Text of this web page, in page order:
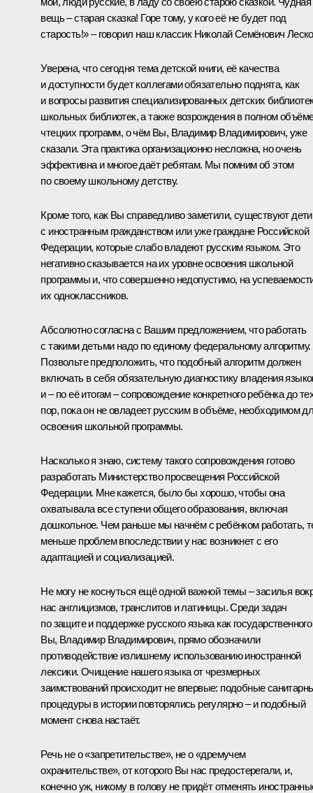
вещь – старая сказка! Горе тому, у кого её не будет под
старость!» – говорил наш классик Николай Семёнович
Уверена, что сегодня тема детской книги, её качества
и доступности будет коллегами обязательно поднята, как
и вопросы развития специализированных детских
школьных библиотек, а также возрождения в полном
чтецких программ, о чём Вы, Владимир Владимирович, уже
сказали. Эта практика организационно несложна, но очень
эффективна и многое даёт ребятам. Мы помним об этом
по своему школьному детству.
Кроме того, как Вы справедливо заметили, существуют дети
с иностранным гражданством или уже граждане Российской
Федерации, которые слабо владеют русским языком. Это
негативно сказывается на их уровне освоения школьной
программы и, что совершенно недопустимо, на
их одноклассников.
Абсолютно согласна с Вашим предложением, что работать
с такими детьми надо по единому федеральному алгоритму.
Позвольте предположить, что подобный алгоритм должен
включать в себя обязательную диагностику владения
и – по её итогам – сопровождение конкретного ребёнка до
пор, пока он не овладеет русским в объёме, необходимом
освоения школьной программы.
Насколько я знаю, систему такого сопровождения готово
разработать Министерство просвещения Российской
Федерации. Мне кажется, было бы хорошо, чтобы она
охватывала все ступени общего образования, включая
дошкольное. Чем раньше мы начнём с ребёнком работать,
меньше проблем впоследствии у нас возникнет с его
адаптацией и социализацией.
Не могу не коснуться ещё одной важной темы – засилья
нас англицизмов, транслитов и латиницы. Среди задач
по защите и поддержке русского языка как государственного
Вы, Владимир Владимирович, прямо обозначили
противодействие излишнему использованию иностранной
лексики. Очищение нашего языка от чрезмерных
заимствований происходит не впервые: подобные
процедуры в истории повторялись регулярно – и подобный
момент снова настаёт.
Речь не о «запретительстве», не о «дремучем
охранительстве», от которого Вы нас предостерегали, и,
конечно уж, никому в голову не придёт отменять